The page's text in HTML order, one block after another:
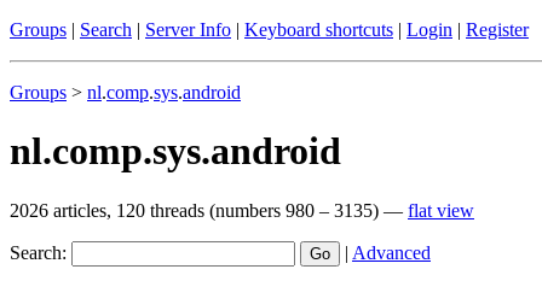
Groups | Search | Server Info | Keyboard shortcuts | Login | Register
Groups > nl.comp.sys.android
nl.comp.sys.android
2026 articles, 120 threads (numbers 980 – 3135) — flat view
Search: | Advanced